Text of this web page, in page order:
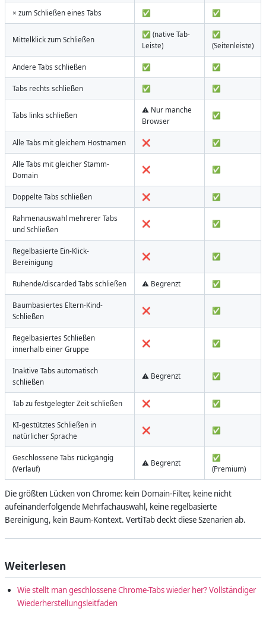
× zum Schließen eines Tabs ✅ ✅
Mittelklick zum Schließen
✅ (native Tab-
Leiste)
✅
(Seitenleiste)
Andere Tabs schließen ✅ ✅
Tabs rechts schließen ✅ ✅
Tabs links schließen
⚠️ Nur manche
Browser
✅
Alle Tabs mit gleichem Hostnamen ❌ ✅
Alle Tabs mit gleicher Stamm-
Domain
❌ ✅
Doppelte Tabs schließen ❌ ✅
Rahmenauswahl mehrerer Tabs
und Schließen
❌ ✅
Regelbasierte Ein-Klick-
Bereinigung
❌ ✅
Ruhende/discarded Tabs schließen ⚠️ Begrenzt ✅
Baumbasiertes Eltern-Kind-
Schließen
❌ ✅
Regelbasiertes Schließen
innerhalb einer Gruppe
❌ ✅
Inaktive Tabs automatisch
schließen
⚠️ Begrenzt ✅
Tab zu festgelegter Zeit schließen ❌ ✅
KI-gestütztes Schließen in
natürlicher Sprache
❌ ✅
Geschlossene Tabs rückgängig
(Verlauf)
⚠️ Begrenzt
✅
(Premium)
Die größten Lücken von Chrome: kein Domain-Filter, keine nicht
aufeinanderfolgende Mehrfachauswahl, keine regelbasierte
Bereinigung, kein Baum-Kontext. VertiTab deckt diese Szenarien ab.
Weiterlesen
Wie stellt man geschlossene Chrome-Tabs wieder her? Vollständiger
Wiederherstellungsleitfaden